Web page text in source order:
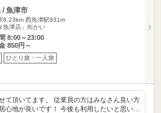
/ 魚津市
8.23km 西魚津駅831m
魚津店」向かい
8:00～23:00
850円～
ひとり旅・一人旅
て頂いてます。 従業員の方はみなさん良い方
心地が良いです！ 今後も利用したいと思い…